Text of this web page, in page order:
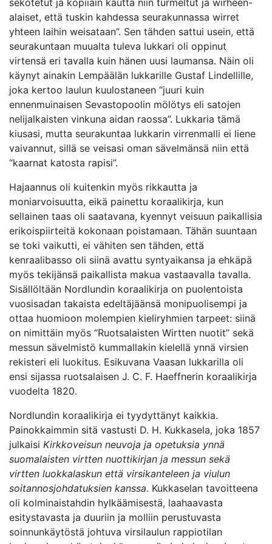
sekotetut ja kopiiain kautta niin turmeltut ja wirheen-
alaiset, että tuskin kahdessa seurakunnassa wirret
yhteen laihin weisataan”. Sen tähden sattui usein, että
seurakuntaan muualta tuleva lukkari oli oppinut
virtensä eri tavalla kuin hänen uusi laumansa. Näin oli
käynyt ainakin Lempäälän lukkarille Gustaf Lindellille,
joka kertoo laulun kuulostaneen “juuri kuin
ennenmuinaisen Sevastopoolin mölötys eli satojen
nelijalkaisten vinkuna aidan raossa”. Lukkaria tämä
kiusasi, mutta seurakuntaa lukkarin virrenmalli ei liene
vaivannut, sillä se veisasi oman sävelmänsä niin että
“kaarnat katosta rapisi”.
Hajaannus oli kuitenkin myös rikkautta ja
moniarvoisuutta, eikä painettu koraalikirja, kun
sellainen taas oli saatavana, kyennyt veisuun paikallisia
erikoispiirteitä kokonaan poistamaan. Tähän suuntaan
se toki vaikutti, ei vähiten sen tähden, että
kenraalibasso oli siinä avattu syntyaikansa ja ehkäpä
myös tekijänsä paikallista makua vastaavalla tavalla.
Sisällöltään Nordlundin koraalikirja on puolentoista
vuosisadan takaista edeltäjäänsä monipuolisempi ja
ottaa huomioon molempien kieliryhmien tarpeet: siinä
on nimittäin myös “Ruotsalaisten Wirtten nuotit” sekä
messun sävelmistö kummallakin kielellä ynnä virsien
rekisteri eli luokitus. Esikuvana Vaasan lukkarilla oli
ensi sijassa ruotsalaisen J. C. F. Haeffnerin koraalikirja
vuodelta 1820.
Nordlundin koraalikirja ei tyydyttänyt kaikkia.
Painokkaimmin sitä vastusti D. H. Kukkasela, joka 1857
julkaisi Kirkkoveisun neuvoja ja opetuksia ynnä
suomalaisten virtten nuottikirjan ja messun sekä
virtten luokkalaskun että virsikanteleen ja viulun
soitannosjohdatuksien kanssa. Kukkaselan tavoitteena
oli kolminaistahdin hylkäämisestä, laahaavasta
esitystavasta ja duuriin ja molliin perustuvasta
soinnunkäytöstä johtuva virsilaulun rappiotilan